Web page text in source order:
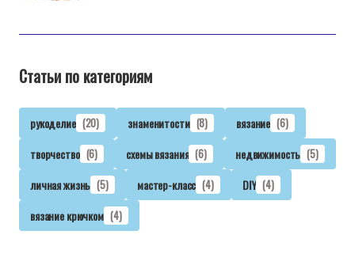
Статьи по категориям
рукоделие (20) знаменитости (8) вязание (6)
творчество (6) схемы вязания (6) недвижимость (5)
личная жизнь (5) мастер-класс (4) DIY (4)
вязание крючком (4)